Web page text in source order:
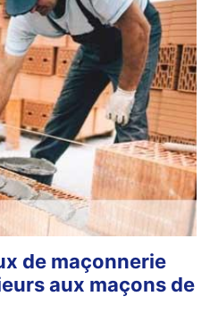
de maçonnerie
aux maçons de